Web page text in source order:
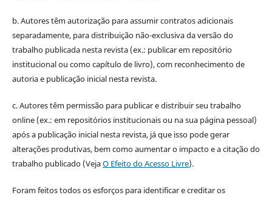
b. Autores têm autorização para assumir contratos adicionais
separadamente, para distribuição não-exclusiva da versão do
trabalho publicada nesta revista (ex.: publicar em repositório
institucional ou como capítulo de livro), com reconhecimento de
autoria e publicação inicial nesta revista.
c. Autores têm permissão para publicar e distribuir seu trabalho
online (ex.: em repositórios institucionais ou na sua página pessoal)
após a publicação inicial nesta revista, já que isso pode gerar
alterações produtivas, bem como aumentar o impacto e a citação do
trabalho publicado (VejaO Efeito do Acesso Livre).
Foram feitos todos os esforços para identificar e creditar os